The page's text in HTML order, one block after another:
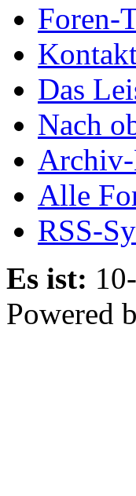
Foren-
Das
Nach
Alle
RSS-
Es ist:
Powered